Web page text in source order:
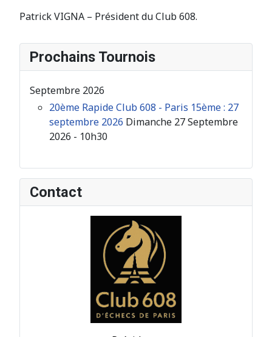
Prochains Tournois
Septembre 2026
20ème Rapide Club 608 - Paris 15ème : 27
septembre 2026 Dimanche 27 Septembre
2026 - 10h30
Contact
Patrick VIGNA – Président du Club 608.